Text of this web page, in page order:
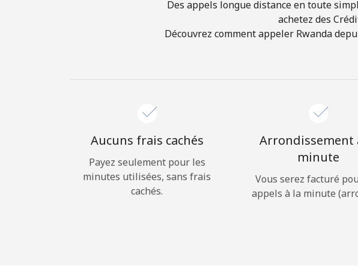
Des appels longue distance en toute
achetez des
Découvrez comment appeler Rwanda
Aucuns frais cachés
Payez seulement pour les
minutes utilisées, sans frais
cachés.
Arrondissement
minute
Vous serez facturé
appels à la minute